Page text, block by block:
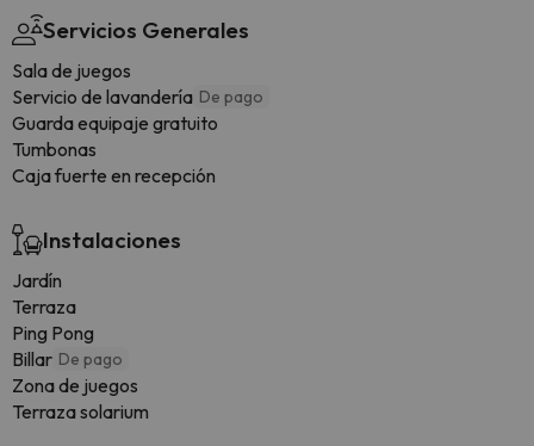
Servicios Generales
Sala de juegos
Servicio de lavandería De pago
Guarda equipaje gratuito
Tumbonas
Caja fuerte en recepción
Instalaciones
Jardín
Terraza
Ping Pong
Billar De pago
Zona de juegos
Terraza solarium